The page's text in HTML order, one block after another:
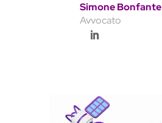
Simone Bonfante
Avvocato